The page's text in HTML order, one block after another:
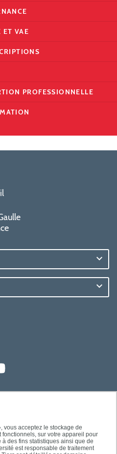
vous acceptez le stockage de
sur votre appareil pour
des fins statistiques ainsi que de
est responsable de traitement
ET VAE
PROFESSIONNELLE